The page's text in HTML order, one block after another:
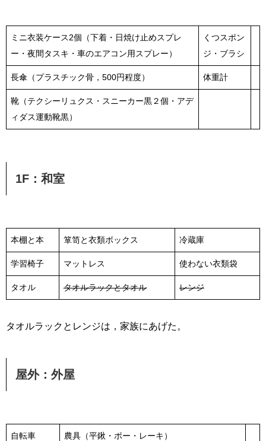
ミニ衣装ケース2個（下着・日焼け止めスプレ
ー・夜間タスキ・車のエアコン用スプレー）
くつスポン
ジ・ブラシ
長傘（プラスチック骨，500円程度） 体重計
靴（テクシーリュクス・スニーカー黒２個・アデ
ィダス運動靴黒）
1F：和室
本棚と本 箪笥と衣類ボックス 冷蔵庫
学習椅子 マットレス 使わない衣類袋
タオル タオルラックとタオル レンジ
タオルラックとレンジは，家族にあげた。
屋外：外屋
自転車 農具（平鍬・ポー・レーキ）